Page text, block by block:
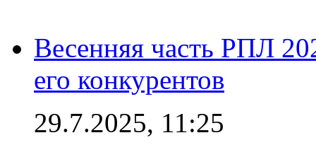
Весенняя часть РПЛ
его конкурентов
29.7.2025, 11:25